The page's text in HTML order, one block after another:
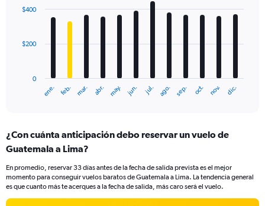
with
12
The
Range:
12
The
chart
ene. feb. mar. abr. may. jun. jul. ago. sep. oct. nov. dic.
0
$200
$400
¿Con cuánta anticipación debo reservar un vuelo de
Guatemala a Lima?
En promedio, reservar 33 días antes de la fecha de salida prevista es el mejor
momento para conseguir vuelos baratos de Guatemala a Lima. La tendencia general
es que cuanto más te acerques a la fecha de salida, más caro será el vuelo.